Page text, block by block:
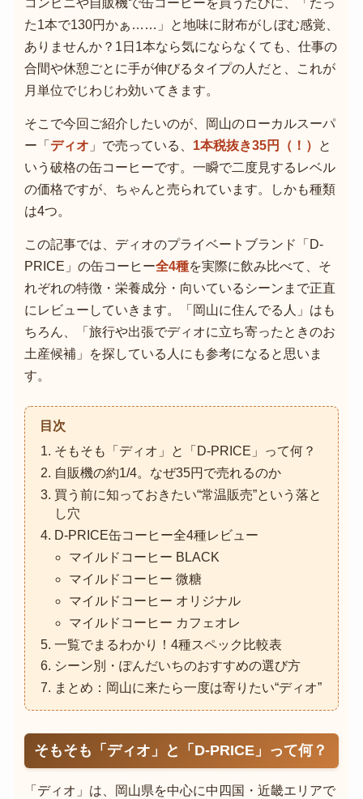
コンビニや自販機で缶コーヒーを買うたびに、「たっ
た1本で130円かぁ……」と地味に財布がしぼむ感覚、
ありませんか？1日1本なら気にならなくても、仕事の
合間や休憩ごとに手が伸びるタイプの人だと、これが
月単位でじわじわ効いてきます。
そこで今回ご紹介したいのが、岡山のローカルスーパ
ー「 ディオ 」で売っている、 1本税抜き35円（！）
と
いう破格の缶コーヒーです。一瞬で二度見するレベル
の価格ですが、ちゃんと売られています。しかも種類
は4つ。
この記事では、ディオのプライベートブランド「D-
PRICE」の缶コーヒー全4種を実際に飲み比べて、そ
れぞれの特徴・栄養成分・向いているシーンまで正直
にレビューしていきます。「岡山に住んでる人」はも
ちろん、「旅行や出張でディオに立ち寄ったときのお
土産候補」を探している人にも参考になると思いま
す。
目次
そもそも「ディオ」と「D-PRICE」って何？
自販機の約1/4。なぜ35円で売れるのか
買う前に知っておきたい“常温販売”という落と
し穴
D-PRICE缶コーヒー全4種レビュー
マイルドコーヒー BLACK
マイルドコーヒー 微糖
マイルドコーヒー オリジナル
マイルドコーヒー カフェオレ
一覧でまるわかり！4種スペック比較表
シーン別・ぽんだいちのおすすめの選び方
まとめ：岡山に来たら一度は寄りたい“ディオ”
そもそも「ディオ」と「D-PRICE」って何？
「ディオ」は、岡山県を中心に中四国・近畿エリアで